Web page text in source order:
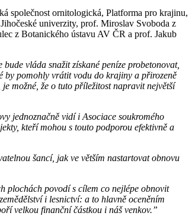
společnost ornitologická, Platforma pro krajinu,
univerzity, prof. Miroslav Svoboda z
z Botanického ústavu AV ČR a prof. Jakub
vláda snažit získané peníze probetonovat,
pomohly vrátit vodu do krajiny a přirozeně
možné, že o tuto příležitost napravit největší
jednoznačně vidí i Asociace soukromého
kteří mohou s touto podporou efektivně a
šancí, jak ve větším nastartovat obnovu
plochách povodí s cílem co nejlépe obnovit
i lesnictví: a to hlavně oceněním
velkou finanční částkou i náš venkov.”